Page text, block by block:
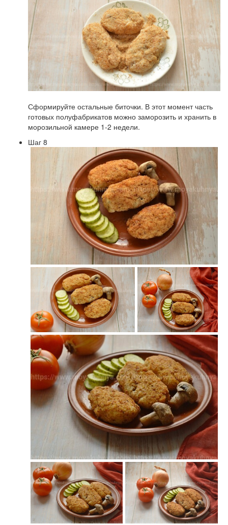
Сформируйте остальные биточки. В этот момент часть
готовых полуфабрикатов можно заморозить и хранить в
морозильной камере 1-2 недели.
Шаг 8